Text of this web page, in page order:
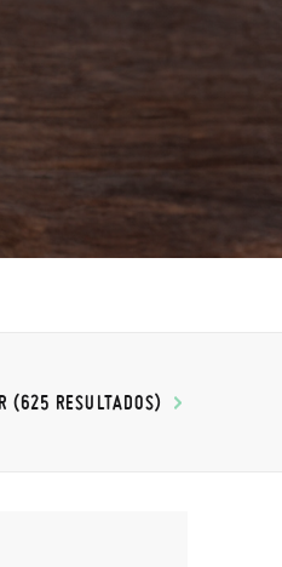
(625 RESULTADOS)